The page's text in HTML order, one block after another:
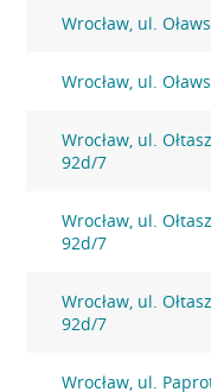
Wrocław, ul.
Wrocław, ul.
Wrocław, ul.
92d/7
Wrocław, ul.
92d/7
Wrocław, ul.
92d/7
Wrocław, ul.